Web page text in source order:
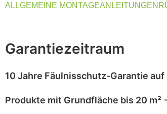
ALLGEMEINE MONTAGEANLEITUNGEN
Garantiezeitraum
10 Jahre Fäulnisschutz-Garantie auf
Produkte mit Grundfläche bis 20 m²